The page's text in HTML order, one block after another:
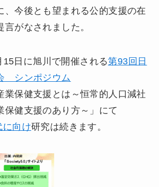
、今後とも望まれる公的支援の在
言がなされました。
15日に旭川で開催される第93回日
シンポジウム
業保健支援とは～恒常的人口減社
保健支援のあり方～」にて
に向け研究は続きます。